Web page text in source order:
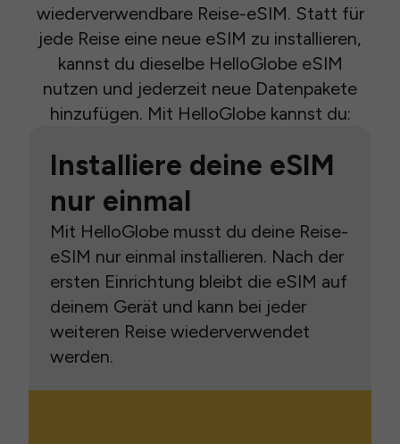
wiederverwendbare Reise-eSIM. Statt für
jede Reise eine neue eSIM zu installieren,
kannst du dieselbe HelloGlobe eSIM
nutzen und jederzeit neue Datenpakete
hinzufügen. Mit HelloGlobe kannst du:
Installiere deine eSIM
nur einmal
Mit HelloGlobe musst du deine Reise-
eSIM nur einmal installieren. Nach der
ersten Einrichtung bleibt die eSIM auf
deinem Gerät und kann bei jeder
weiteren Reise wiederverwendet
werden.